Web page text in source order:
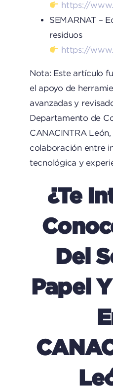
https://
SEMARNAT –
residuos
https://
Nota: Este artículo
el apoyo de
avanzadas y
Departamento de
CANACINTRA
colaboración entre
tecnológica y
¿Te
Del
Papel